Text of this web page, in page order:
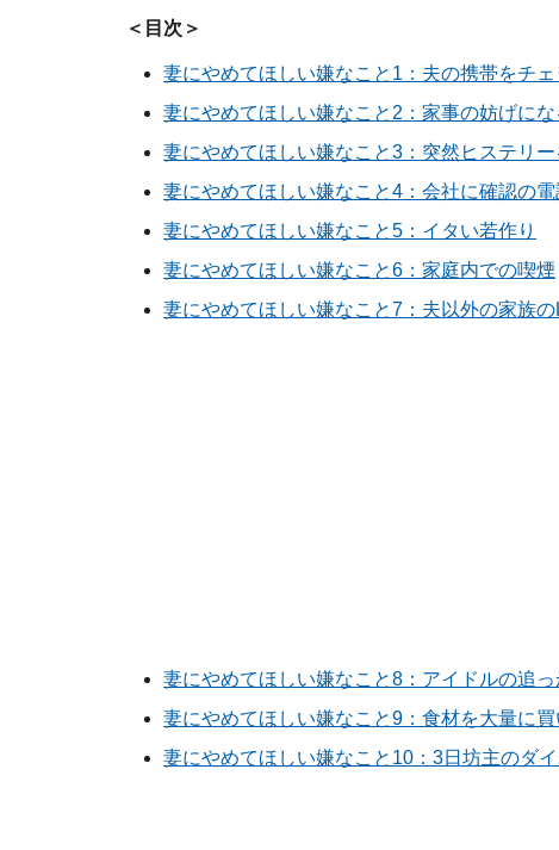
＜目次＞
妻にやめてほしい嫌なこと1：夫の携帯をチェ
妻にやめてほしい嫌なこと2：家事の妨げに
妻にやめてほしい嫌なこと3：突然ヒステリ
妻にやめてほしい嫌なこと4：会社に確認の
妻にやめてほしい嫌なこと5：イタい若作り
妻にやめてほしい嫌なこと6：家庭内での喫煙
妻にやめてほしい嫌なこと7：夫以外の家族
妻にやめてほしい嫌なこと8：アイドルの追っ
妻にやめてほしい嫌なこと9：食材を大量に
妻にやめてほしい嫌なこと10：3日坊主のダ